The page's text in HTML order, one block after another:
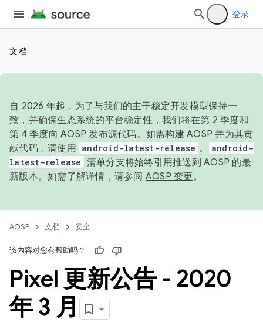
登录
文档
自 2026 年起，为了与我们的主干稳定开发模型保持一
致，并确保生态系统的平台稳定性，我们将在第 2 季度和
第 4 季度向 AOSP 发布源代码。如需构建 AOSP 并为其贡
献代码，请使用 android-latest-release 。
android-
latest-release 清单分支将始终引用推送到 AOSP 的最
新版本。如需了解详情，请参阅 AOSP 变更。
AOSP 文档 安全
该内容对您有帮助吗？
Pixel 更新公告 - 2020
年 3 月